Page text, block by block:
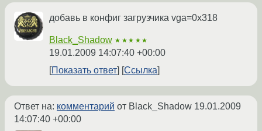
добавь в конфиг загрузчика vga=0x318
Black_Shadow ★★★★★
19.01.2009 14:07:40 +00:00
Показать ответ
Ссылка
Ответ на: комментарий от Black_Shadow 19.01.2009
14:07:40 +00:00